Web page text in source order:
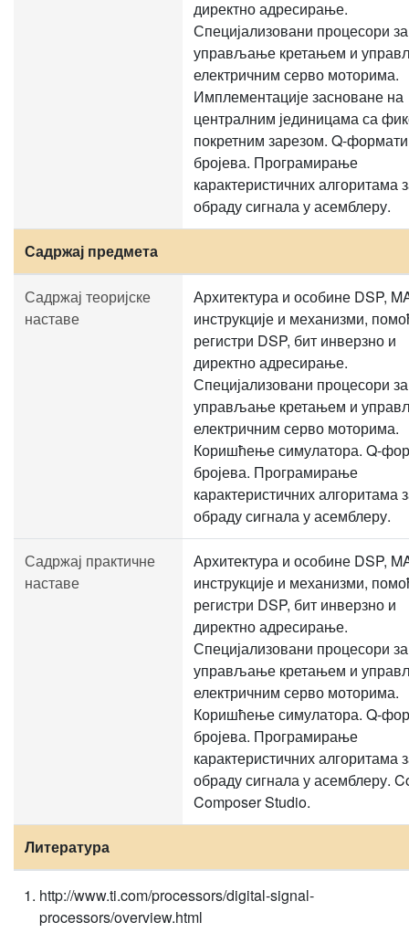
директно адресирање.
Специјализовани процесори за
управљање кретањем и
електричним серво моторима.
Имплементације засноване на
централним јединицама са
покретним зарезом. Q-формати
бројева. Програмирање
карактеристичних алгоритама
обраду сигнала у асемблеру.
Садржај предмета
Садржај теоријске
наставе
Архитектура и особине DSP,
инструкције и механизми,
регистри DSP, бит инверзно и
директно адресирање.
Специјализовани процесори за
управљање кретањем и
електричним серво моторима.
Коришћење симулатора. Q-
бројева. Програмирање
карактеристичних алгоритама
обраду сигнала у асемблеру.
Садржај практичне
наставе
Архитектура и особине DSP,
инструкције и механизми,
регистри DSP, бит инверзно и
директно адресирање.
Специјализовани процесори за
управљање кретањем и
електричним серво моторима.
Коришћење симулатора. Q-
бројева. Програмирање
карактеристичних алгоритама
обраду сигнала у асемблеру.
Composer Studio.
Литература
http://www.ti.com/processors/digital-signal-
processors/overview.html